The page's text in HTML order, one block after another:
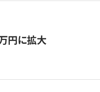
円に拡大